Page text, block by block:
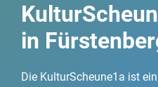
in
Die KulturScheune1a ist